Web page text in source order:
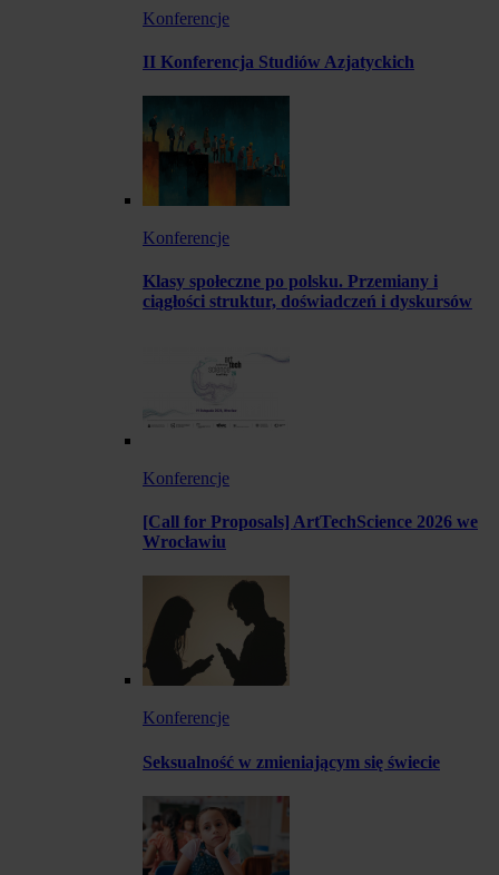
Konferencje
II Konferencja Studiów Azjatyckich
Konferencje
Klasy społeczne po polsku. Przemiany i
ciągłości struktur, doświadczeń i dyskursów
Konferencje
[Call for Proposals] ArtTechScience 2026 we
Wrocławiu
Konferencje
Seksualność w zmieniającym się świecie